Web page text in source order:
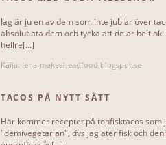
Jag är ju en av dem som inte jublar över
absolut äta dem och tycka att de är helt
hellre[...]
Källa: lena-makeaheadfood.blogspot.se
TACOS PÅ NYTT SÄTT
Här kommer receptet på tonfisktacos som
"demivegetarian", dvs jag äter fisk och